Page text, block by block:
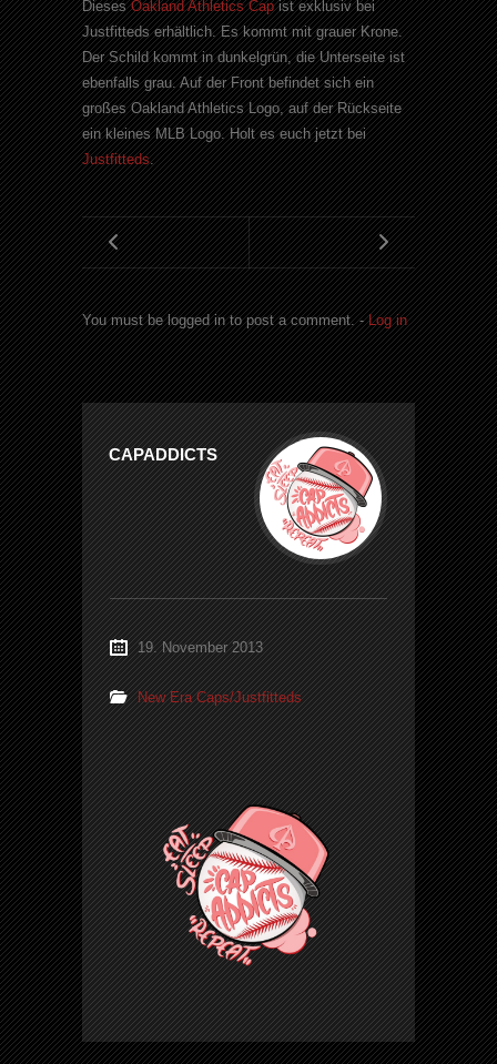
DiesesOakland Athletics Capist exklusiv bei
Justfitteds erhältlich. Es kommt mit grauer Krone.
Der Schild kommt in dunkelgrün, die Unterseite ist
ebenfalls grau. Auf der Front befindet sich ein
großes Oakland Athletics Logo, auf der Rückseite
ein kleines MLB Logo. Holt es euch jetzt bei
Justfitteds.
You must be logged in to post a comment. -Log in
CAPADDICTS
19. November 2013
New Era Caps/Justfitteds